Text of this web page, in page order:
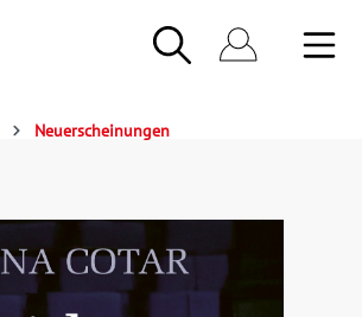
Neuerscheinungen